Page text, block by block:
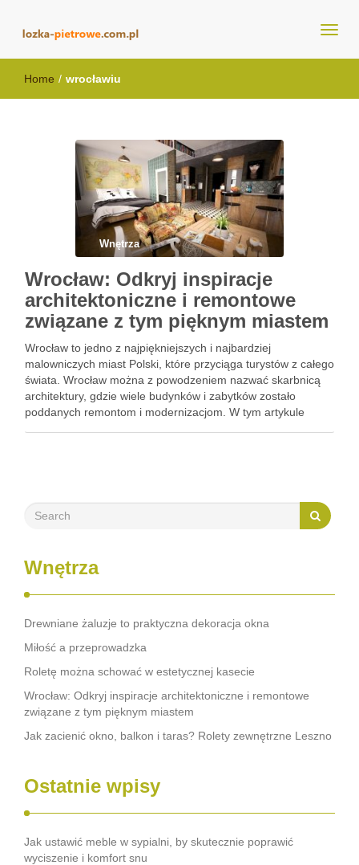
lozka-pietrowe.com.pl
Home / wrocławiu
Wnętrza
Wrocław: Odkryj inspiracje
architektoniczne i remontowe
związane z tym pięknym miastem
Wrocław to jedno z najpiękniejszych i najbardziej
malowniczych miast Polski, które przyciąga turystów z całego
świata. Wrocław można z powodzeniem nazwać skarbnicą
architektury, gdzie wiele budynków i zabytków zostało
poddanych remontom i modernizacjom. W tym artykule
Wnętrza
Drewniane żaluzje to praktyczna dekoracja okna
Miłość a przeprowadzka
Roletę można schować w estetycznej kasecie
Wrocław: Odkryj inspiracje architektoniczne i remontowe
związane z tym pięknym miastem
Jak zacienić okno, balkon i taras? Rolety zewnętrzne Leszno
Ostatnie wpisy
Jak ustawić meble w sypialni, by skutecznie poprawić
wyciszenie i komfort snu